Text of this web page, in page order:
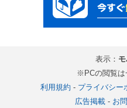
表示：
※PCの閲覧は
利用規約 - プライバシー
広告掲載- お